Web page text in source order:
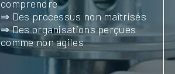
comprendre
⇒ Des processus non maîtrisés
⇒ Des organisations perçues
comme non agiles